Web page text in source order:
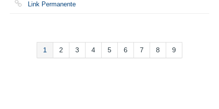
Link Permanente
1 2 3 4 5 6 7 8 9